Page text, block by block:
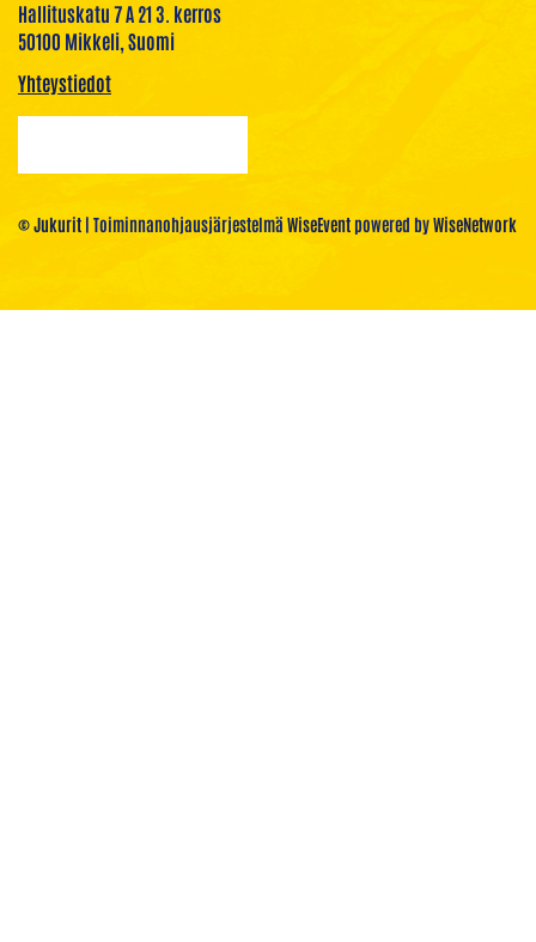
Hallituskatu 7 A 21 3. kerros
50100 Mikkeli, Suomi
Yhteystiedot
© Jukurit | Toiminnanohjausjärjestelmä WiseEventpowered byWiseNetwork